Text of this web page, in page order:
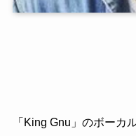
「King Gnu」のボーカ